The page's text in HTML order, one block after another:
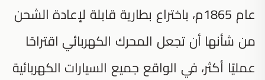
عام 1865م، باختراع بطارية قابلة لإعادة الشحن
من شأنها أن تجعل المحرك الكهربائي اقتراحًا
عمليًا أكثر، في الواقع جميع السيارات الكهربائية